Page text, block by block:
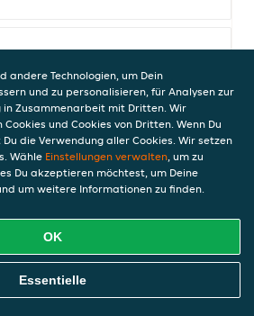
Essen Bestellen
andere Technologien, um Dein
und zu personalisieren, für Analysen zur
Zusammenarbeit mit Dritten. Wir
und Cookies von Dritten. Wenn Du
die Verwendung aller Cookies. Wir setzen
Wähle Einstellungen verwalten, um zu
Du akzeptieren möchtest, um Deine
um weitere Informationen zu finden.
OK
Essentielle